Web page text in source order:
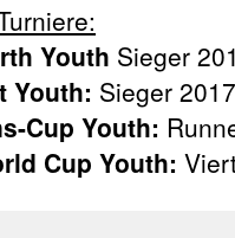
Youth Sieger
Youth: Sieger 2017
Cup Youth:
Cup Youth: